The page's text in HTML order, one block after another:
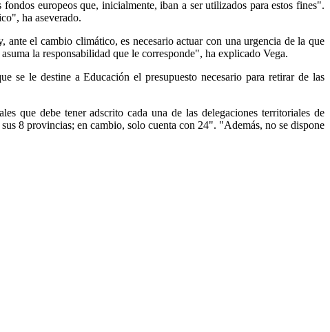
europeos que, inicialmente, iban a ser utilizados para estos fines".
ha aseverado.
el cambio climático, es necesario actuar con una urgencia de la que
la responsabilidad que le corresponde", ha explicado Vega.
se le destine a Educación el presupuesto necesario para retirar de las
que debe tener adscrito cada una de las delegaciones territoriales de
8 provincias; en cambio, solo cuenta con 24". "Además, no se dispone